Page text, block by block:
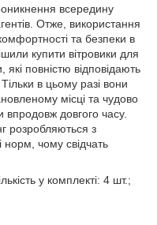
всередину
Отже, використання
та безпеки в
купити вітровики для
які повністю відповідають
в цьому разі вони
місці та чудово
впродовж довгого часу.
розробляються з
чому свідчать
у комплекті: 4 шт.;